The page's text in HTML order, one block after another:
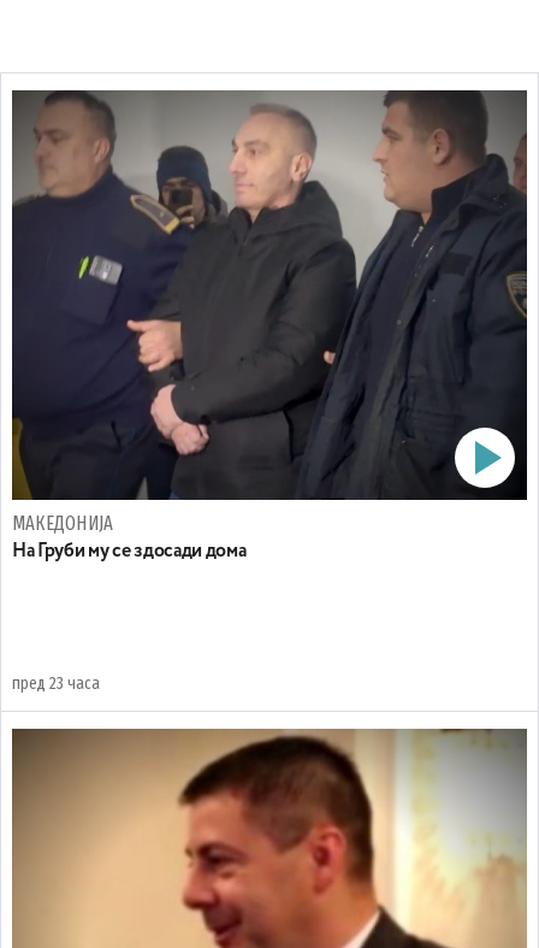
МАКЕДОНИЈА
На Груби му се здосади дома
пред 23 часа